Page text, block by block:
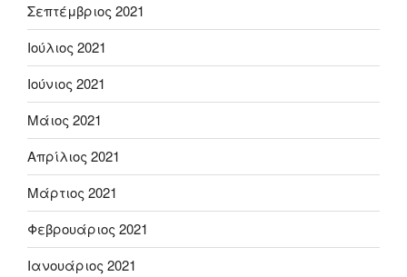
Σεπτέμβριος 2021
Ιούλιος 2021
Ιούνιος 2021
Μάιος 2021
Απρίλιος 2021
Μάρτιος 2021
Φεβρουάριος 2021
Ιανουάριος 2021